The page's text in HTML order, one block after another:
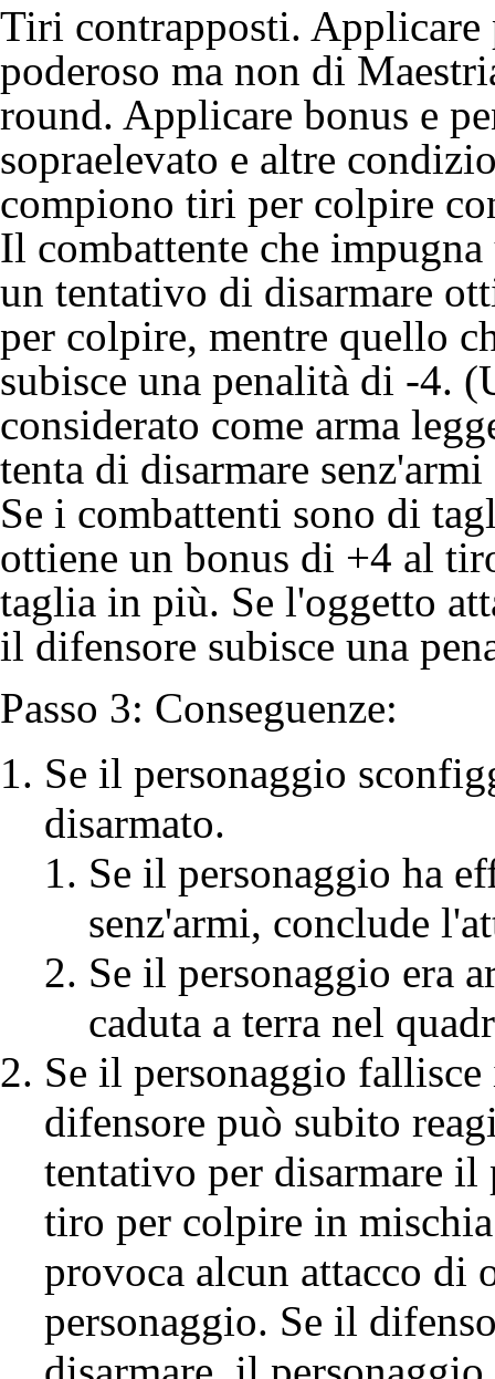
Tiri contrapposti.
poderoso ma non di
round. Applicare bonus e
sopraelevato e altre
compiono tiri per colpire
Il combattente che
un tentativo di disarmare
per colpire, mentre quello
subisce una penalità di -4.
considerato come arma
tenta di disarmare
Se i combattenti sono di
ottiene un bonus di +4 al
taglia in più. Se l'oggetto
il difensore subisce una
Passo 3: Conseguenze:
Se il personaggio
disarmato.
Se il personaggio ha
senz'armi, conclude
Se il personaggio era
caduta a terra nel
Se il personaggio
difensore può subito
tentativo per disarmare il
tiro per colpire in
provoca alcun attacco di
personaggio. Se il